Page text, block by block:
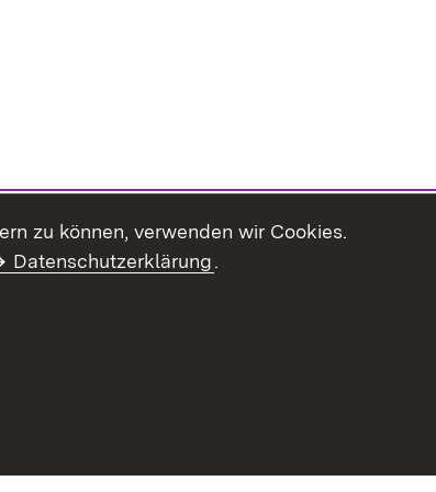
zu können, verwenden wir Cookies.
Datenschutzerklärung.